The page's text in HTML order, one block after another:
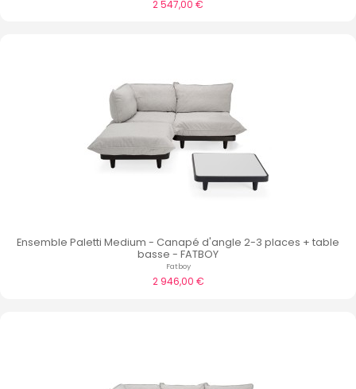
2 547,00 €
Ensemble Paletti Medium - Canapé d'angle 2-3 places + table
basse - FATBOY
Fatboy
2 946,00 €